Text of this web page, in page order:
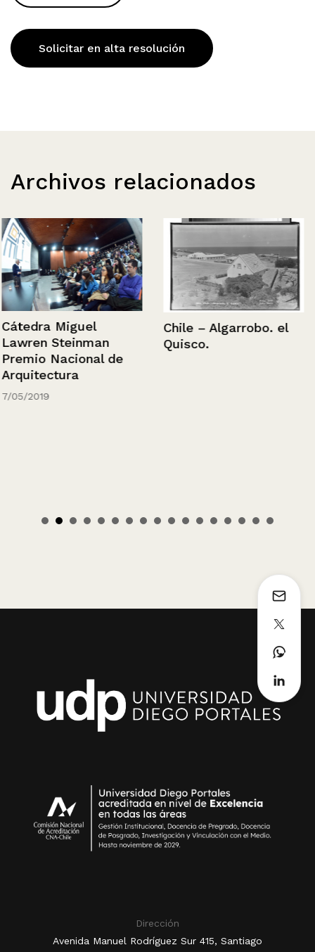
Solicitar en alta resolución
Archivos relacionados
Cátedra Miguel
Lawren Steinman
Premio Nacional de
Arquitectura
7/05/2019
Chile – Algarrobo. el
Quisco.
Dirección
Avenida Manuel Rodríguez Sur 415, Santiago